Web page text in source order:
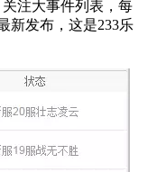
注大事件列表，每
新发布，这是233乐